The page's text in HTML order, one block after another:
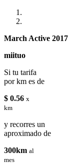
March Active 2017
miituo
Si tu tarifa
por km es de
$ 0.56 x
km
y recorres un
aproximado de
300km al
mes